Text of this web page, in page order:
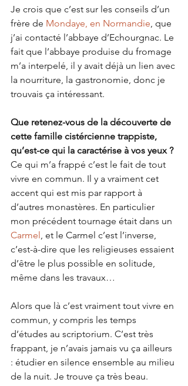
Je crois que c’est sur les conseils d’un
frère de Mondaye, en Normandie , que
j’ai contacté l’abbaye d’Echourgnac. Le
fait que l’abbaye produise du fromage
m’a interpelé, il y avait déjà un lien avec
la nourriture, la gastronomie, donc je
trouvais ça intéressant.
Que retenez-vous de la découverte de
cette famille cistércienne trappiste,
qu’est-ce qui la caractérise à vos yeux ?
Ce qui m’a frappé c’est le fait de tout
vivre en commun. Il y a vraiment cet
accent qui est mis par rapport à
d’autres monastères. En particulier
mon précédent tournage était dans un
Carmel , et le Carmel c’est l’inverse,
c’est-à-dire que les religieuses essaient
d’être le plus possible en solitude,
même dans les travaux…
Alors que là c’est vraiment tout vivre en
commun, y compris les temps
d’études au scriptorium. C’est très
frappant, je n’avais jamais vu ça ailleurs
: étudier en silence ensemble au milieu
de la nuit. Je trouve ça très beau.